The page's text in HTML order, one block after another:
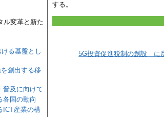
する。
5G投資促進税制の創設 に
変革と新た
る基盤とし
創出する移
及に向けて
国の動向
産業の構